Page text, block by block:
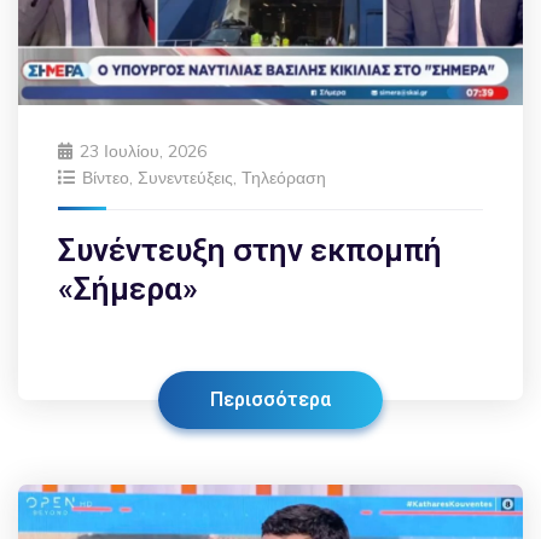
23 Ιουλίου, 2026
Βίντεο Συνεντεύξεις Τηλεόραση
Συνέντευξη στην εκπομπή
«Σήμερα»
Περισσότερα